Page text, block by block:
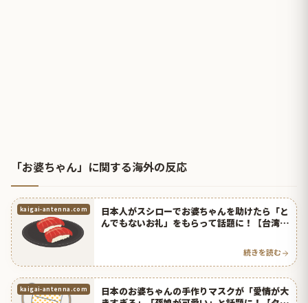
「お婆ちゃん」に関する海外の反応
kaigai-antenna.com
日本人がスシローでお婆ちゃんを助けたら「と
んでもないお礼」をもらって話題に！【台湾人
続きを読む
kaigai-antenna.com
日本のお婆ちゃんの手作りマスクが「愛情が大